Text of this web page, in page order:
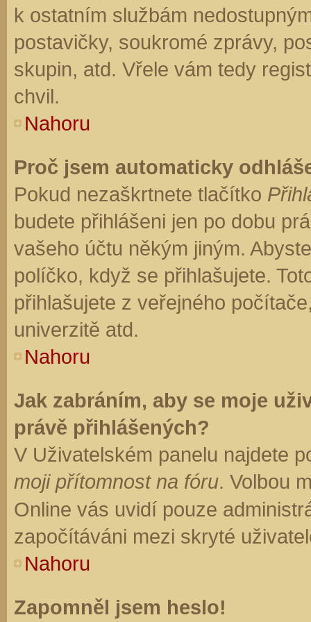
k ostatním službám
postavičky, soukromé zprávy,
skupin, atd. Vřele vám tedy
chvil.
Nahoru
Proč jsem automaticky
Pokud nezaškrtnete tlačítko
budete přihlášeni jen po dobu
vašeho účtu někým jiným.
políčko, když se přihlašujete.
přihlašujete z veřejného
univerzitě atd.
Nahoru
Jak zabráním, aby se moje
právě přihlášených?
V Uživatelském panelu najdete
moji přítomnost na fóru. Volbou
Online vás uvidí pouze
započítáváni mezi skryté
Nahoru
Zapomněl jsem heslo!